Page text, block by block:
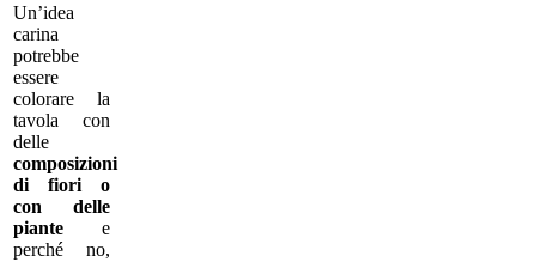
Un’idea
carina
potrebbe
essere
colorare la
tavola con
delle
composizioni
di fiori o
con delle
piante e
perché no,